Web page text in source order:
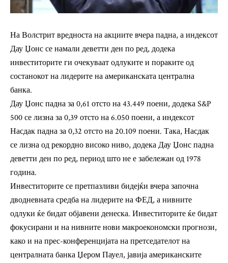
На Волстрит вредноста на акциите вчера падна, а индексот
Дау Џонс се намали деветти ден по ред, додека
инвеститорите ги очекуваат одлуките и пораките од
состанокот на лидерите на американската централна
банка.
Дау Џонс падна за 0,61 отсто на 43.449 поени, додека S&P
500 се лизна за 0,39 отсто на 6.050 поени, а индексот
Насдак падна за 0,32 отсто на 20.109 поени. Така, Насдак
се лизна од рекордно високо ниво, додека Дау Џонс падна
деветти ден по ред, период што не е забележан од 1978
година.
Инвеститорите се претпазливи бидејќи вчера започна
дводневната средба на лидерите на ФЕД, а нивните
одлуки ќе бидат објавени денеска. Инвеститорите ќе бидат
фокусирани и на нивните нови макроекономски прогнози,
како и на прес-конференцијата на претседателот на
централната банка Џером Пауел, јавија американските